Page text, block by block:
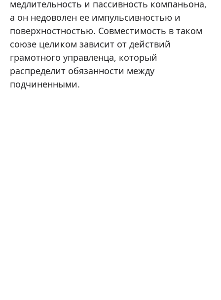
медлительность и пассивность компаньона,
а он недоволен ее импульсивностью и
поверхностностью. Совместимость в таком
союзе целиком зависит от действий
грамотного управленца, который
распределит обязанности между
подчиненными.